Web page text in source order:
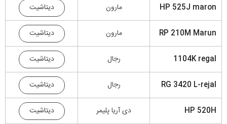
HP 525J maron مارون دیتاشیت
RP 210M Marun مارون دیتاشیت
1104K regal رجال دیتاشیت
RG 3420 L-rejal رجال دیتاشیت
HP 520H دی آریا پلیمر دیتاشیت